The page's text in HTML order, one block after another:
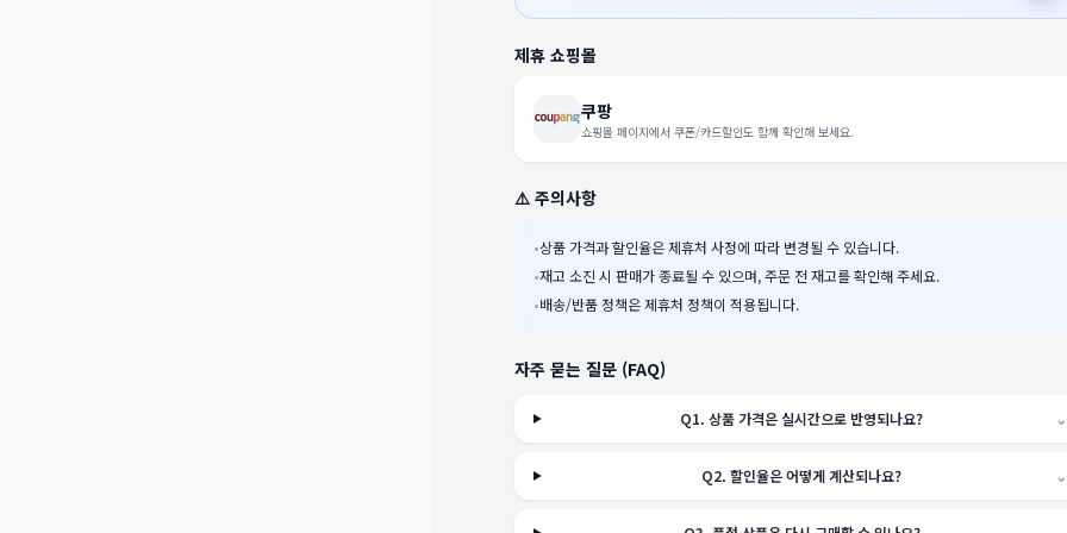
제휴 쇼핑몰
쿠팡
쇼핑몰 페이지에서 쿠폰/카드할인도 함께 확인해 보세요.
⚠️ 주의사항
•상품 가격과 할인율은 제휴처 사정에 따라 변경될 수 있습니다.
•재고 소진 시 판매가 종료될 수 있으며, 주문 전 재고를 확인해 주세요.
•배송/반품 정책은 제휴처 정책이 적용됩니다.
자주 묻는 질문 (FAQ)
Q1.상품 가격은 실시간으로 반영되나요? ⌄
Q2.할인율은 어떻게 계산되나요? ⌄